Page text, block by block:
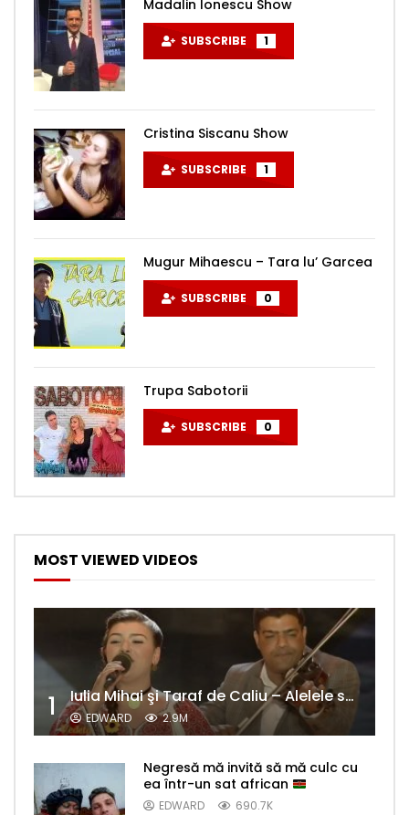
Madalin Ionescu Show
SUBSCRIBE 1
Cristina Siscanu Show
SUBSCRIBE 1
Mugur Mihaescu – Tara lu’ Garcea
SUBSCRIBE 0
Trupa Sabotorii
SUBSCRIBE 0
MOST VIEWED VIDEOS
1 Iulia Mihai şi Taraf de Caliu – Alelele sălcioară (@#VedetaPopulară)
EDWARD 2.9M
Negresă mă invită să mă culc cu
ea într-un sat african
EDWARD 690.7K